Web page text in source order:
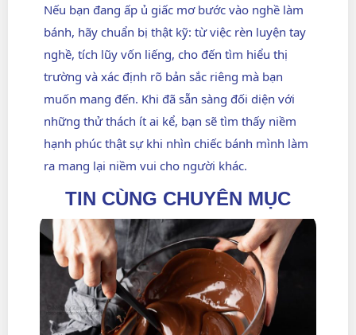
Nếu bạn đang ấp ủ giấc mơ bước vào nghề làm
bánh, hãy chuẩn bị thật kỹ: từ việc rèn luyện tay
nghề, tích lũy vốn liếng, cho đến tìm hiểu thị
trường và xác định rõ bản sắc riêng mà bạn
muốn mang đến. Khi đã sẵn sàng đối diện với
những thử thách ít ai kể, bạn sẽ tìm thấy niềm
hạnh phúc thật sự khi nhìn chiếc bánh mình làm
ra mang lại niềm vui cho người khác.
TIN CÙNG CHUYÊN MỤC